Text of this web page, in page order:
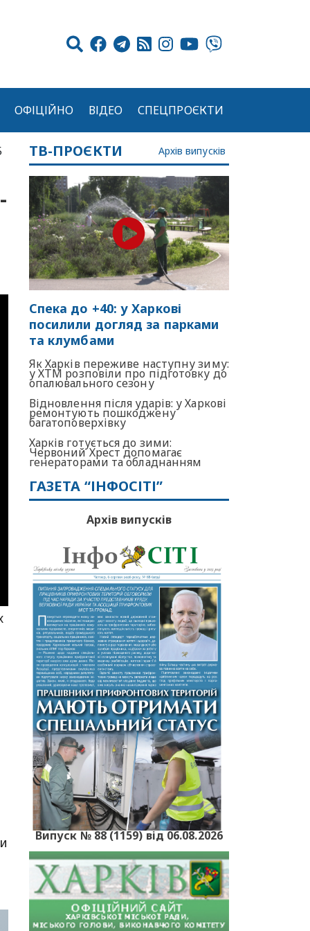
ОФІЦІЙНО ВІДЕО СПЕЦПРОЄКТИ
ТВ-ПРОЄКТИ Архів випусків
Спека до +40: у Харкові
посилили догляд за парками
та клумбами
Як Харків переживе наступну зиму:
у ХТМ розповіли про підготовку до
опалювального сезону
Відновлення після ударів: у Харкові
ремонтують пошкоджену
багатоповерхівку
Харків готується до зими:
Червоний Хрест допомагає
генераторами та обладнанням
ГАЗЕТА “ІНФОСІТІ”
Архів випусків
Випуск № 88 (1159) від 06.08.2026